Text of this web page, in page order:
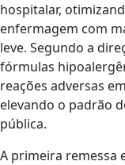
hospitalar,
enfermagem com
leve. Segundo a
fórmulas
reações adversas
elevando o padrão
pública.
A primeira remessa